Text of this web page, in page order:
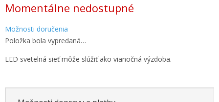
cena:
Momentálne nedostupné
Možnosti doručenia
Položka bola vypredaná…
LED svetelná sieť môže slúžiť ako vianočná výzdoba.